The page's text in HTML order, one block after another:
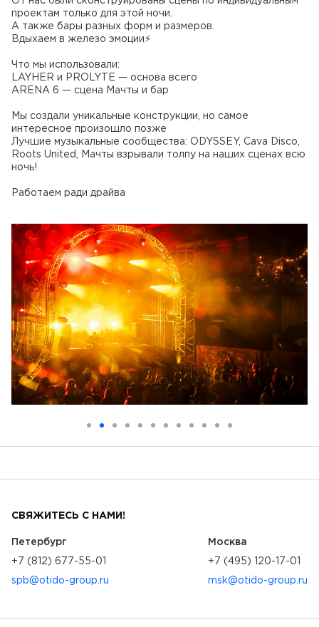
проектам только для этой ночи.
А также бары разных форм и размеров.
Вдыхаем в железо эмоции⚡️
Что мы использовали:
LAYHER и PROLYTE — основа всего
ARENA 6 — сцена Мачты и бар
Мы создали уникальные конструкции, но самое
интересное произошло позже
Лучшие музыкальные сообщества: ODYSSEY, Cava Disco,
Roots United, Мачты взрывали толпу на наших сценах всю
ночь!
Работаем ради драйва
СВЯЖИТЕСЬ С НАМИ!
Петербург
+7 (812) 677-55-01
spb@otido-group.ru
Москва
+7 (495) 120-17-01
msk@otido-group.ru